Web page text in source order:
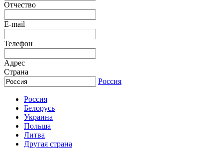
Отчество
E-mail
Телефон
Адрес
Страна
Россия
Россия
Белорусь
Украина
Польша
Литва
Другая страна